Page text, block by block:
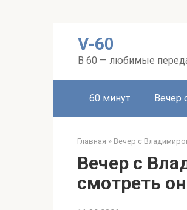
V-60
В 60 — любимые
60 минут Вечер
Главная » Вечер с
Вечер с
смотреть